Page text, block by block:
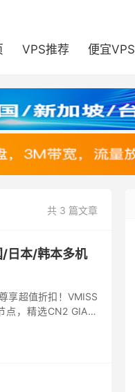
VPS推荐 便宜VPS
共 3 篇文章
日本/韩本多机
享超值折扣！VMISS
，精选CN2 GIA、